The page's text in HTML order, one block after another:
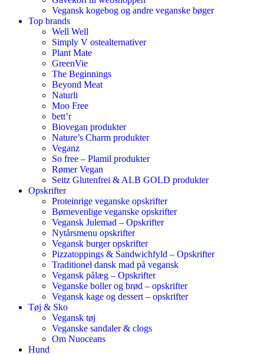
Vegansk kogebog og andre veganske bøger
Top brands
Well Well
Simply V ostealternativer
Plant Mate
GreenVie
The Beginnings
Beyond Meat
Naturli
Moo Free
bett’r
Biovegan produkter
Nature’s Charm produkter
Veganz
So free – Plamil produkter
Rømer Vegan
Seitz Glutenfrei & ALB GOLD produkter
Opskrifter
Proteinrige veganske opskrifter
Børnevenlige veganske opskrifter
Vegansk Julemad – Opskrifter
Nytårsmenu opskrifter
Vegansk burger opskrifter
Pizzatoppings & Sandwichfyld – Opskrifter
Traditionel dansk mad på vegansk
Vegansk pålæg – Opskrifter
Veganske boller og brød – opskrifter
Vegansk kage og dessert – opskrifter
Tøj & Sko
Vegansk tøj
Veganske sandaler & clogs
Om Nuoceans
Hund